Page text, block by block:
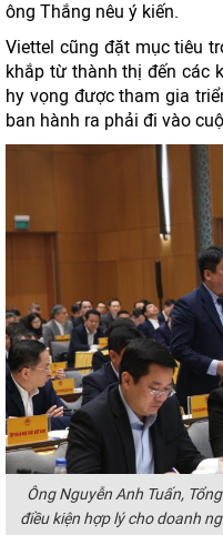
ông Thắng nêu ý kiến.
Viettel cũng đặt mục tiêu
khắp từ thành thị đến các
hy vọng được tham gia
ban hành ra phải đi vào
Ông Nguyễn Anh Tuấn,
điều kiện hợp lý cho doanh